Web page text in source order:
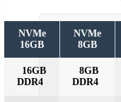
NVMe
16GB
16GB
DDR4